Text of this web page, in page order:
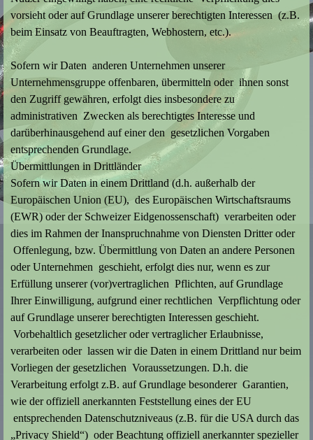
vorsieht oder auf Grundlage unserer berechtigten Interessen (z.B.
beim Einsatz von Beauftragten, Webhostern, etc.).
Sofern wir Daten anderen Unternehmen unserer
Unternehmensgruppe offenbaren, übermitteln oder ihnen sonst
den Zugriff gewähren, erfolgt dies insbesondere zu
administrativen Zwecken als berechtigtes Interesse und
darüberhinausgehend auf einer den gesetzlichen Vorgaben
entsprechenden Grundlage.
Übermittlungen in Drittländer
Sofern wir Daten in einem Drittland (d.h. außerhalb der
Europäischen Union (EU), des Europäischen Wirtschaftsraums
(EWR) oder der Schweizer Eidgenossenschaft) verarbeiten oder
dies im Rahmen der Inanspruchnahme von Diensten Dritter oder
Offenlegung, bzw. Übermittlung von Daten an andere Personen
oder Unternehmen geschieht, erfolgt dies nur, wenn es zur
Erfüllung unserer (vor)vertraglichen Pflichten, auf Grundlage
Ihrer Einwilligung, aufgrund einer rechtlichen Verpflichtung oder
auf Grundlage unserer berechtigten Interessen geschieht.
Vorbehaltlich gesetzlicher oder vertraglicher Erlaubnisse,
verarbeiten oder lassen wir die Daten in einem Drittland nur beim
Vorliegen der gesetzlichen Voraussetzungen. D.h. die
Verarbeitung erfolgt z.B. auf Grundlage besonderer Garantien,
wie der offiziell anerkannten Feststellung eines der EU
entsprechenden Datenschutzniveaus (z.B. für die USA durch das
„Privacy Shield“) oder Beachtung offiziell anerkannter spezieller